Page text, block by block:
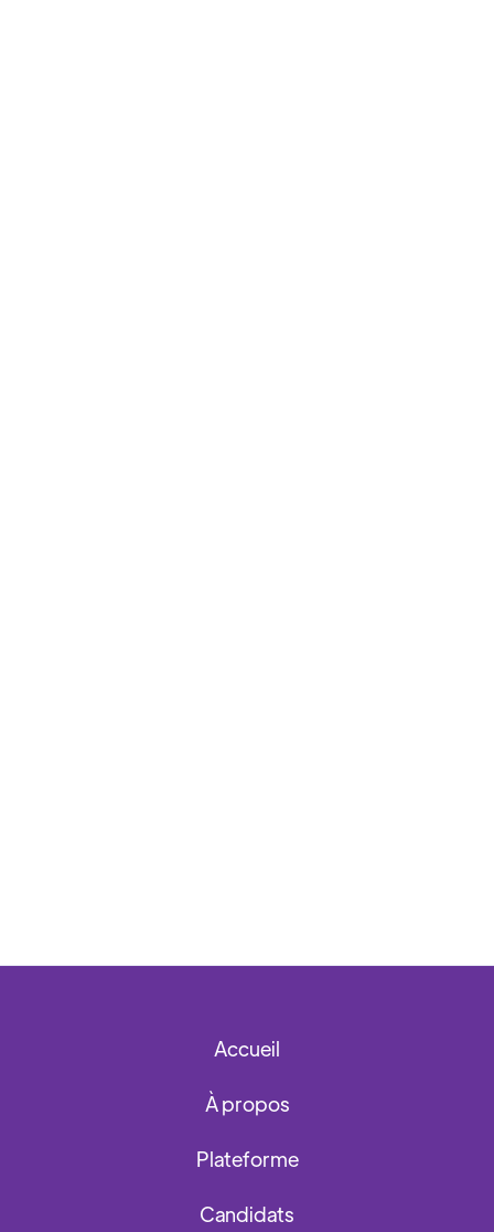
Accueil
À propos
Plateforme
Candidats